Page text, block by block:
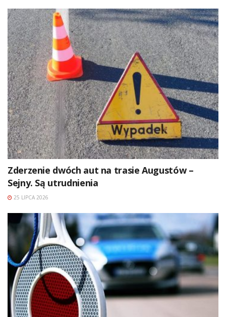
Zderzenie dwóch aut na trasie Augustów –
Sejny. Są utrudnienia
25 LIPCA 2026